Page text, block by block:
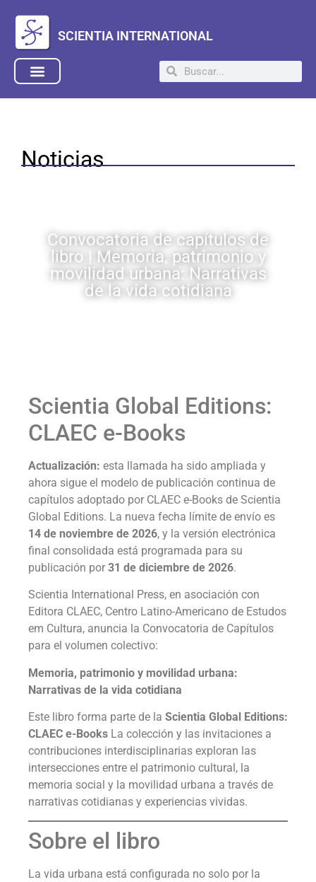
SCIENTIA INTERNATIONAL
Noticias
Convocatoria de capítulos de
libro | Memoria, patrimonio y
movilidad urbana: Narrativas
de la vida cotidiana
Scientia Global Editions:
CLAEC e-Books
Actualización: esta llamada ha sido ampliada y
ahora sigue el modelo de publicación continua de
capítulos adoptado por CLAEC e-Books de Scientia
Global Editions. La nueva fecha límite de envío es
14 de noviembre de 2026, y la versión electrónica
final consolidada está programada para su
publicación por 31 de diciembre de 2026.
Scientia International Press, en asociación con
Editora CLAEC, Centro Latino-Americano de Estudos
em Cultura, anuncia la Convocatoria de Capítulos
para el volumen colectivo:
Memoria, patrimonio y movilidad urbana:
Narrativas de la vida cotidiana
Este libro forma parte de la Scientia Global Editions:
CLAEC e-Books La colección y las invitaciones a
contribuciones interdisciplinarias exploran las
intersecciones entre el patrimonio cultural, la
memoria social y la movilidad urbana a través de
narrativas cotidianas y experiencias vividas.
Sobre el libro
La vida urbana está configurada no solo por la